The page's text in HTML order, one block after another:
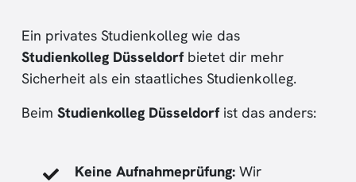
Ein privates Studienkolleg wie das
Studienkolleg Düsseldorfbietet dir mehr
Sicherheit als ein staatliches Studienkolleg.
Beim Studienkolleg Düsseldorfist das anders:
Keine Aufnahmeprüfung: Wir